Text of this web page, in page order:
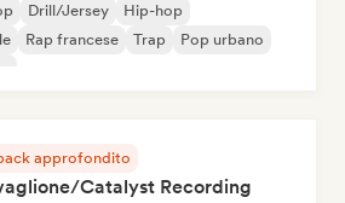
Drill/Jersey
Hip-hop
Rap francese Trap
Pop urbano
approfondito
Catalyst Recording